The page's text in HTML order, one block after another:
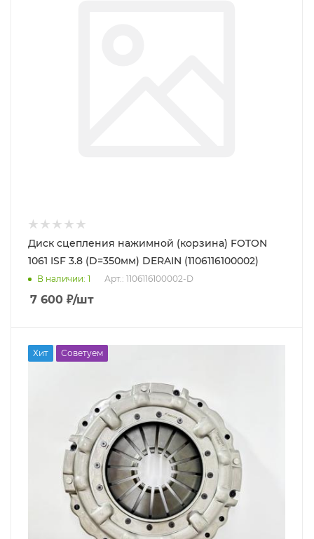
Диск сцепления нажимной (корзина) FOTON
1061 ISF 3.8 (D=350мм) DERAIN (1106116100002)
В наличии: 1 Арт.: 1106116100002-D
7 600 ₽/шт
Хит Советуем